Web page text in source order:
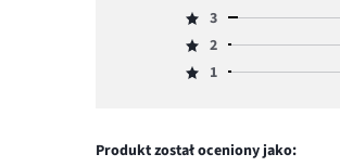
ilość
głosów
4,
ilość
głosów
Ocena
3,
ilość
3
Ocena
2,
2.
2
Ocena
głosów
1
Produkt został oceniony jako: